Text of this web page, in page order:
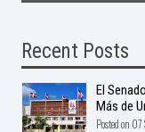
Recent Posts
El
Más de
Posted on